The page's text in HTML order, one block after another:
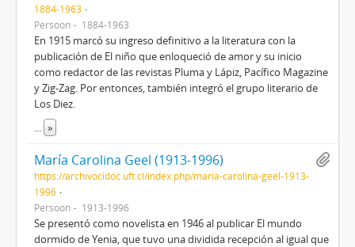
1884-1963
Persoon
1884-1963
En 1915 marcó su ingreso definitivo a la literatura con la
publicación de El niño que enloqueció de amor y su inicio
como redactor de las revistas Pluma y Lápiz, Pacífico Magazine
y Zig-Zag. Por entonces, también integró el grupo literario de
Los Diez.
... »
María Carolina Geel (1913-1996)
https://archivocidoc.uft.cl/index.php/maria-carolina-geel-1913-
1996
Persoon
1913-1996
Se presentó como novelista en 1946 al publicar El mundo
dormido de Yenia, que tuvo una dividida recepción al igual que